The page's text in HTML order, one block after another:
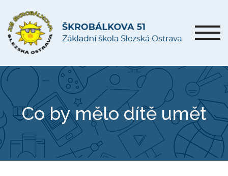
Co by mělo dítě umět